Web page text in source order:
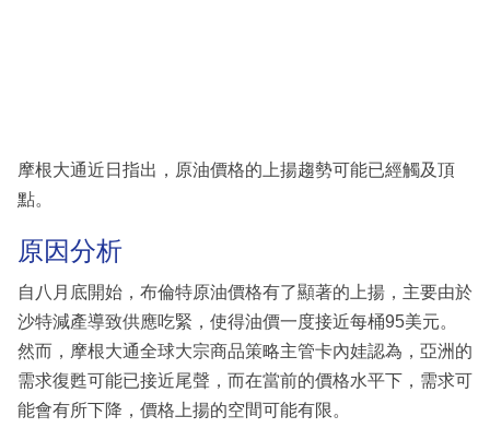
區
摩根大通近日指出，原油價格的上揚趨勢可能已經觸及頂
點。
原因分析
自八月底開始，布倫特原油價格有了顯著的上揚，主要由於
沙特減產導致供應吃緊，使得油價一度接近每桶95美元。
然而，摩根大通全球大宗商品策略主管卡內娃認為，亞洲的
需求復甦可能已接近尾聲，而在當前的價格水平下，需求可
能會有所下降，價格上揚的空間可能有限。